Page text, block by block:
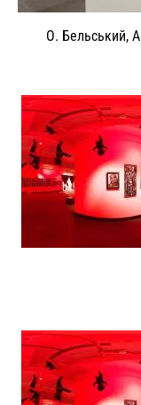
О. Бельський,